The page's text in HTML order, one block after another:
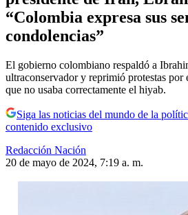
“Colombia expresa sus
condolencias”
El gobierno colombiano respaldó a
ultraconservador y reprimió protestas por
que no usaba correctamente el hiyab.
Siga las noticias del mundo de la
contenido exclusivo
Redacción Nación
20 de mayo de 2024, 7:19 a. m.